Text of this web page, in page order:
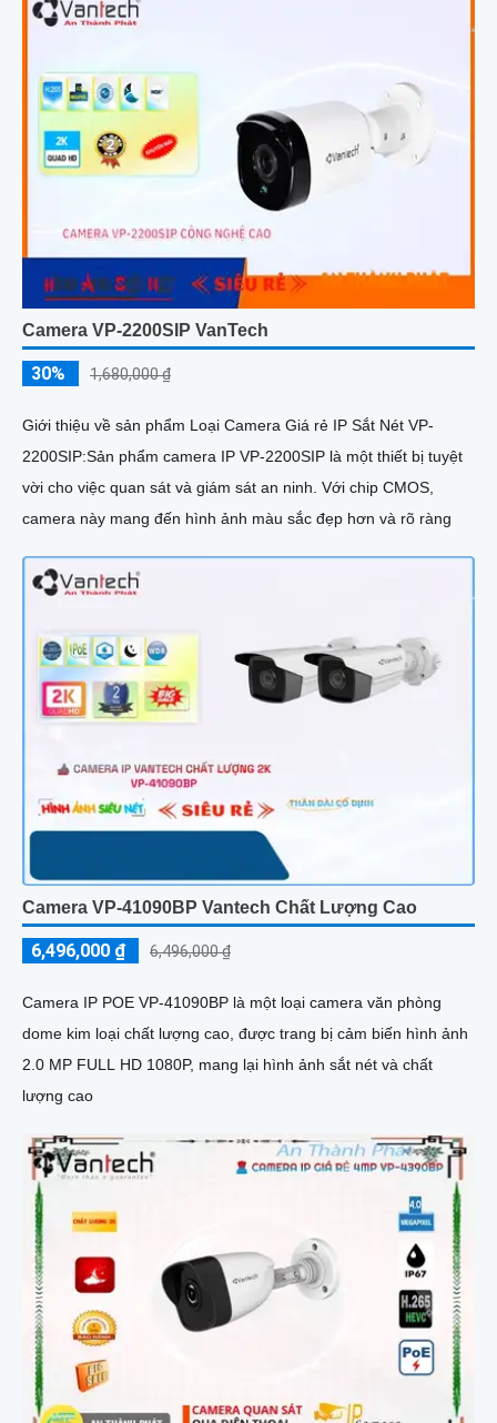
Camera VP-2200SIP VanTech
30% 1,680,000 ₫
Giới thiệu về sản phẩm Loại Camera Giá rẻ IP Sắt Nét VP-
2200SIP:Sản phẩm camera IP VP-2200SIP là một thiết bị tuyệt
vời cho việc quan sát và giám sát an ninh. Với chip CMOS,
camera này mang đến hình ảnh màu sắc đẹp hơn và rõ ràng
Camera VP-41090BP Vantech Chất Lượng Cao
6,496,000 ₫ 6,496,000 ₫
Camera IP POE VP-41090BP là một loại camera văn phòng
dome kim loại chất lượng cao, được trang bị cảm biến hình ảnh
2.0 MP FULL HD 1080P, mang lại hình ảnh sắt nét và chất
lượng cao